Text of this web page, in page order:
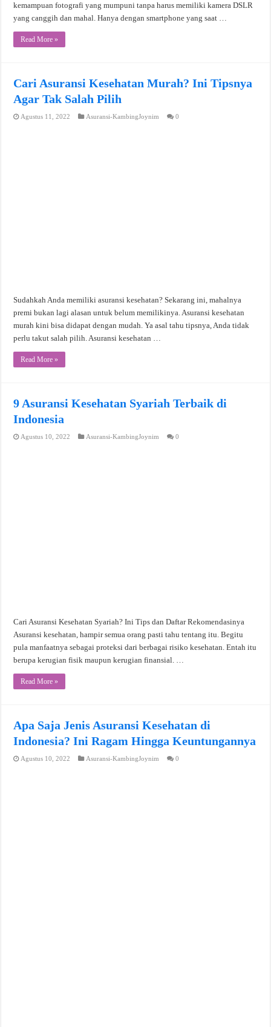
kemampuan fotografi yang mumpuni tanpa harus memiliki kamera DSLR
yang canggih dan mahal. Hanya dengan smartphone yang saat …
Read More »
Cari Asuransi Kesehatan Murah? Ini Tipsnya
Agar Tak Salah Pilih
Agustus 11, 2022 Asuransi-KambingJoynim 0
Sudahkah Anda memiliki asuransi kesehatan? Sekarang ini, mahalnya
premi bukan lagi alasan untuk belum memilikinya. Asuransi kesehatan
murah kini bisa didapat dengan mudah. Ya asal tahu tipsnya, Anda tidak
perlu takut salah pilih. Asuransi kesehatan …
Read More »
9 Asuransi Kesehatan Syariah Terbaik di
Indonesia
Agustus 10, 2022 Asuransi-KambingJoynim 0
Cari Asuransi Kesehatan Syariah? Ini Tips dan Daftar Rekomendasinya
Asuransi kesehatan, hampir semua orang pasti tahu tentang itu. Begitu
pula manfaatnya sebagai proteksi dari berbagai risiko kesehatan. Entah itu
berupa kerugian fisik maupun kerugian finansial. …
Read More »
Apa Saja Jenis Asuransi Kesehatan di
Indonesia? Ini Ragam Hingga Keuntungannya
Agustus 10, 2022 Asuransi-KambingJoynim 0